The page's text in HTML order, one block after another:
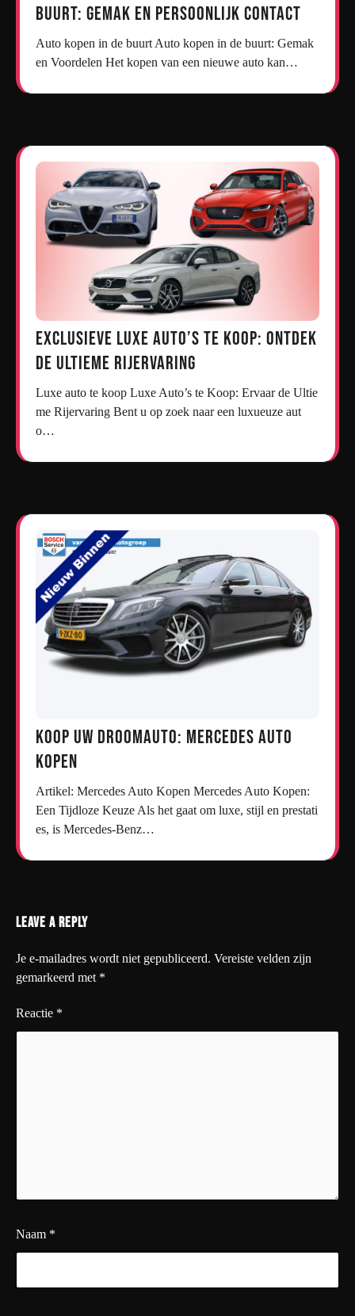
Buurt: Gemak en Persoonlijk Contact
Auto kopen in de buurt Auto kopen in de buurt: Gemak
en Voordelen Het kopen van een nieuwe auto kan…
Exclusieve Luxe Auto’s te Koop: Ontdek
de Ultieme Rijervaring
Luxe auto te koop Luxe Auto’s te Koop: Ervaar de Ultie
me Rijervaring Bent u op zoek naar een luxueuze aut
o…
Koop uw droomauto: Mercedes auto
kopen
Artikel: Mercedes Auto Kopen Mercedes Auto Kopen:
Een Tijdloze Keuze Als het gaat om luxe, stijl en prestati
es, is Mercedes-Benz…
Leave a Reply
Je e-mailadres wordt niet gepubliceerd. Vereiste velden zijn
gemarkeerd met *
Reactie *
Naam *